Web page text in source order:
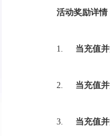
活动奖励详情
1. 当充值
2. 当充值
3. 当充值